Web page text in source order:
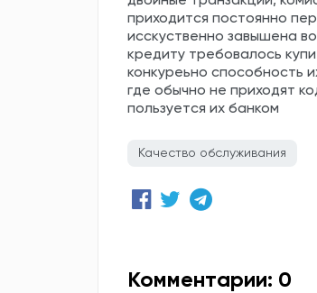
приходится постоянно
исскуственно завышена
кредиту требовалось
конкуреьно способность
где обычно не приходят
пользуется их банком
Качество обслуживания
Комментарии: 0